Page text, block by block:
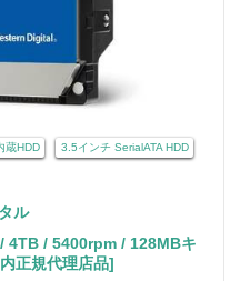
蔵HDD 3.5インチ SerialATA HDD
ル
4TB / 5400rpm / 128MBキ
正規代理店品]